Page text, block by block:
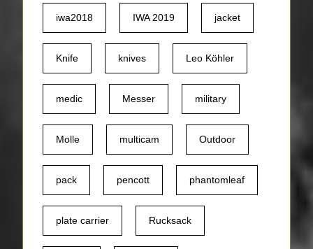
iwa2018 IWA 2019 jacket
Knife knives Leo Köhler
medic Messer military
Molle multicam Outdoor
pack pencott phantomleaf
plate carrier Rucksack